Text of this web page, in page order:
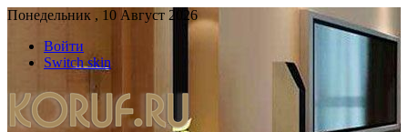
Понедельник , 10 Август 2026
Войти
Switch skin